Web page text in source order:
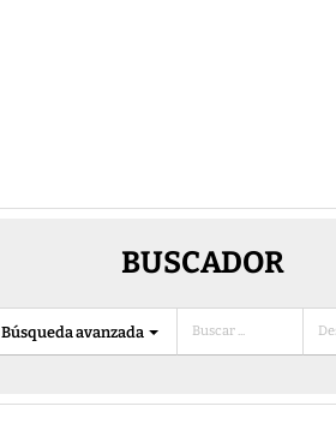
BUSCADOR
Búsqueda avanzada